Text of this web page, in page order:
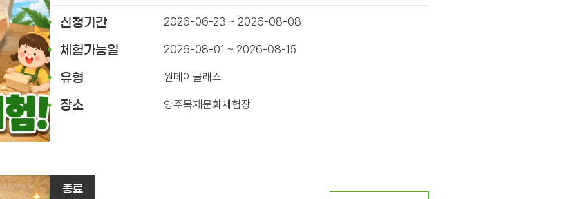
신청기간 2026-06-23 ~ 2026-08-08
체험가능일 2026-08-01 ~ 2026-08-15
유형 원데이클래스
장소 양주목재문화체험장
종료